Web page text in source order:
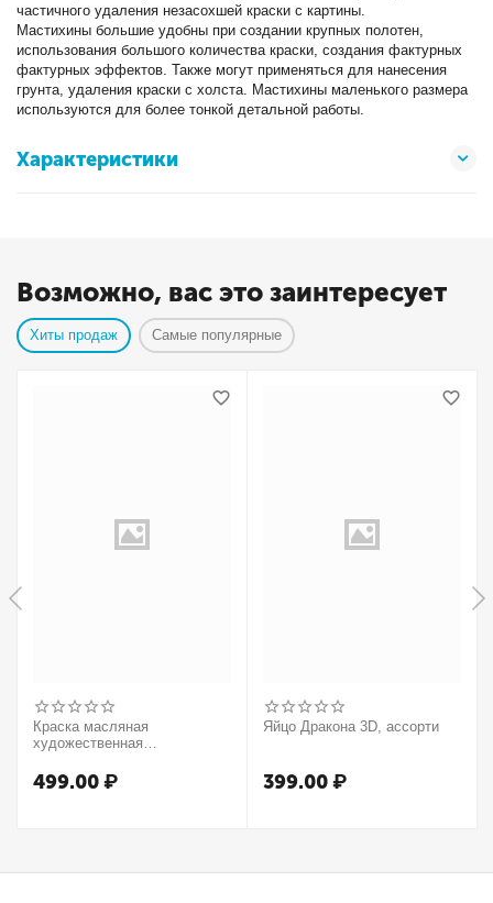
частичного удаления незасохшей краски с картины.
Мастихины большие удобны при создании крупных полотен,
использования большого количества краски, создания фактурных
фактурных эффектов. Также могут применяться для нанесения
грунта, удаления краски с холста. Мастихины маленького размера
используются для более тонкой детальной работы.
Характеристики
Возможно, вас это заинтересует
Хиты продаж Самые популярные
Краска масляная
художественная
37мл, туба, оранжевый
499.00₽
Яйцо Дракона 3D, ассорти
399.00₽